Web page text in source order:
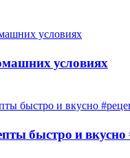
условиях
быстро и